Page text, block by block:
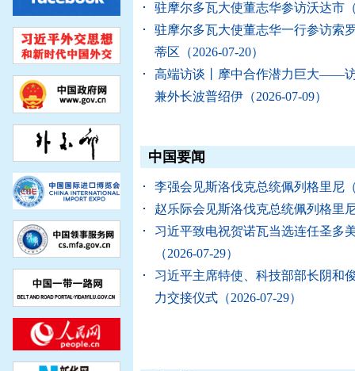
驻摩尔多瓦大使董志华参访沃达市
驻摩尔多瓦大使董志华一行参访索
蒂区 （2026-07-20）
高端访谈丨摩中合作潜力巨大——
兼外长波普绍伊 （2026-07-09）
中国要闻
李强会见斯洛伐克总统佩列格里尼
赵乐际会见斯洛伐克总统佩列格里
习近平致电祝贺诺瓦当选连任圣多
（2026-07-29）
习近平主席特使、科技部部长阴和
力交接仪式 （2026-07-29）